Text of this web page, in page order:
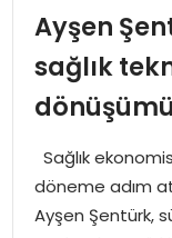
MAGAZIN
EKONOMI
SPOR
TEKNOLOJI
Ayşen
sağlık
Sağlık
döneme adım
Ayşen Şentürk,